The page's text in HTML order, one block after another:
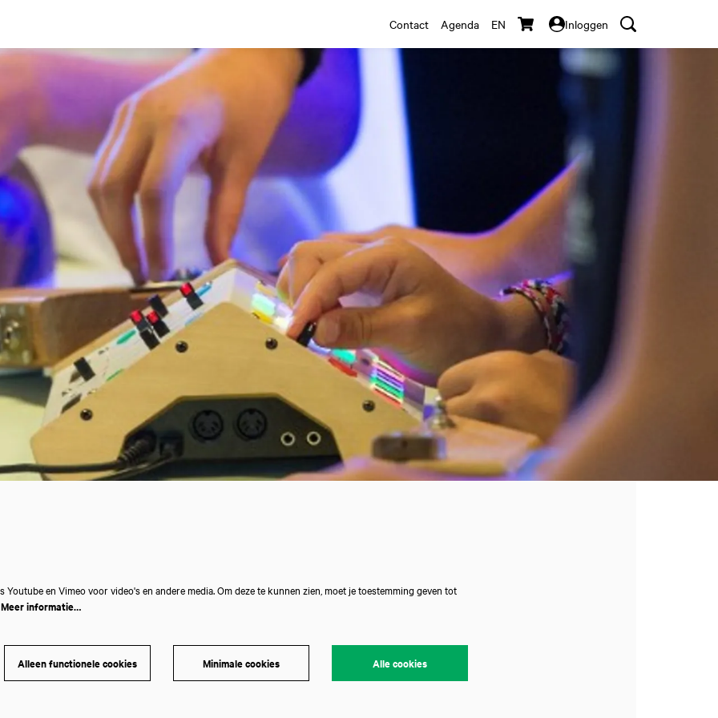
Contact Agenda EN Inloggen
Youtube en Vimeo voor video's en andere media. Om deze te kunnen zien, moet je toestemming geven tot
Meer informatie…
Alleen functionele cookies Minimale cookies Alle cookies